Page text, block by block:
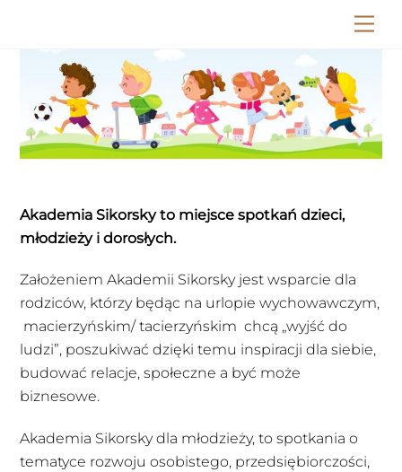
Akademia Sikorsky to miejsce spotkań dzieci,
młodzieży i dorosłych.
Założeniem Akademii Sikorsky jest wsparcie dla
rodziców, którzy będąc na urlopie wychowawczym,
macierzyńskim/ tacierzyńskim chcą „wyjść do
ludzi”, poszukiwać dzięki temu inspiracji dla siebie,
budować relacje, społeczne a być może
biznesowe.
Akademia Sikorsky dla młodzieży, to spotkania o
tematyce rozwoju osobistego, przedsiębiorczości,